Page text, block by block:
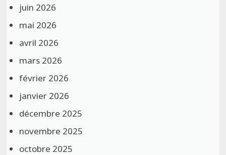
juin 2026
mai 2026
avril 2026
mars 2026
février 2026
janvier 2026
décembre 2025
novembre 2025
octobre 2025